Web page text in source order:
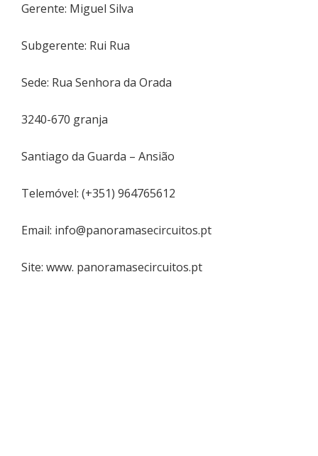
Gerente: Miguel Silva
Subgerente: Rui Rua
Sede: Rua Senhora da Orada
3240-670 granja
Santiago da Guarda – Ansião
Telemóvel: (+351) 964765612
Email: info@panoramasecircuitos.pt
Site: www. panoramasecircuitos.pt